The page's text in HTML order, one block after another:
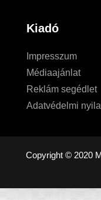
Kiadó
Impresszum
Médiaajánlat
Reklám segédlet
Adatvédelmi
Copyright © 2020